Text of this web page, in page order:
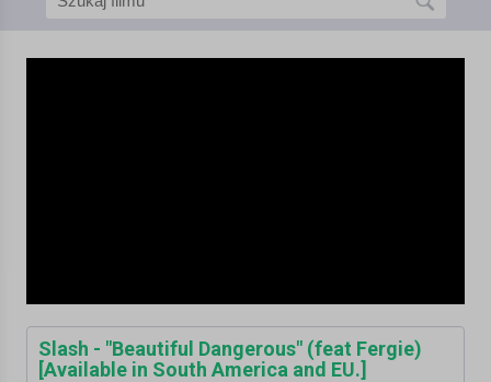
Slash - "Beautiful Dangerous" (feat Fergie)
[Available in South America and EU.]